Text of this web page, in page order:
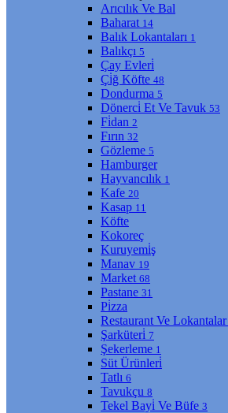
Arıcılık Ve Bal
Baharat 14
Balık Lokantaları 1
Balıkçı 5
Çay Evleri̇
Çi̇ğ Köfte 48
Dondurma 5
Dönerci̇ Et Ve Tavuk 53
Fi̇dan 2
Fırın 32
Gözleme 5
Hamburger
Hayvancılık 1
Kafe 20
Kasap 11
Köfte
Kokoreç
Kuruyemi̇ş
Manav 19
Market 68
Pastane 31
Pi̇zza
Restaurant Ve Lokantalar
Şarküteri̇ 7
Şekerleme 1
Süt Ürünleri̇
Tatlı 6
Tavukçu 8
Tekel Bayi̇ Ve Büfe 3